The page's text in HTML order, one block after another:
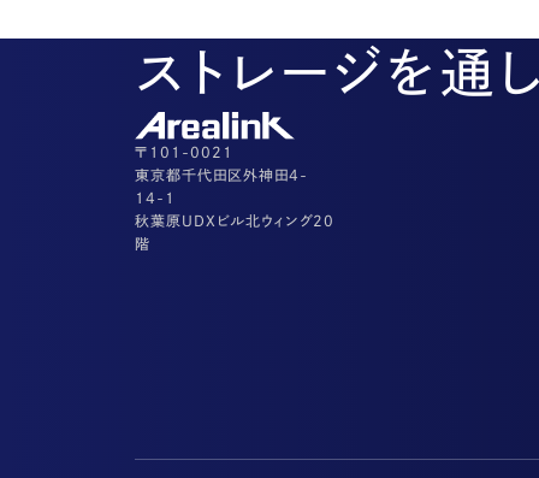
ストレージを通
〒101-0021
東京都千代田区外神田4-
14-1
秋葉原UDXビル北ウィング20
階